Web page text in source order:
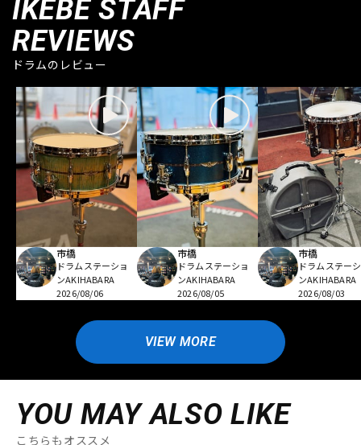
IKEBE STAFF
REVIEWS
ドラムのレビュー
市橋
ドラムステーショ
ンAKIHABARA
2026/08/06
市橋
ドラムステーショ
ンAKIHABARA
2026/08/05
市橋
ドラムステー
ンAKIHABARA
2026/08/03
VIEW MORE
YOU MAY ALSO LIKE
こちらもオススメ